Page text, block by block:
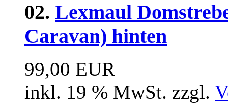
02. Lexmaul
Caravan) hinten
99,00 EUR
inkl. 19 % MwSt. zzgl.